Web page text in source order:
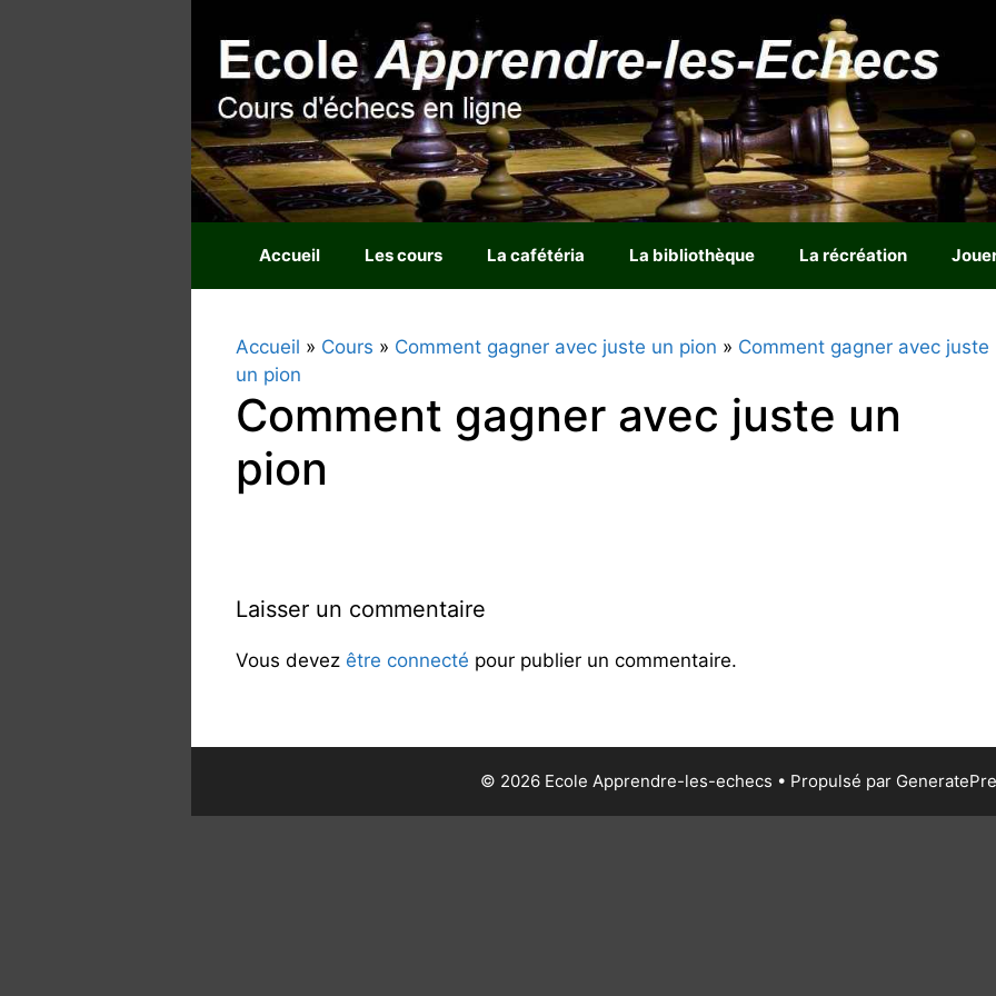
Accueil Les cours La cafétéria La bibliothèque La récréation
Accueil » Cours » Comment gagner avec juste un pion » Comment gagner avec juste
un pion
Comment gagner avec juste un
pion
Laisser un commentaire
Vous devez être connecté pour publier un commentaire.
© 2026 Ecole Apprendre-les-echecs • Propulsé par